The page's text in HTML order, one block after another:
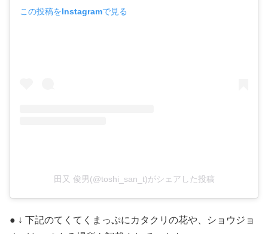
この投稿をInstagramで見る
田又 俊男(@toshi_san_t)がシェアした投稿
● ↓ 下記のてくてくまっぷにカタクリの花や、ショウジョ